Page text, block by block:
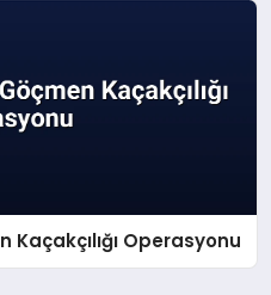
Kaçakçılığı Operasyonu